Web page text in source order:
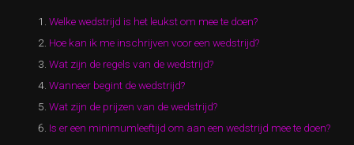
Welke wedstrijd is het leukst om mee te doen?
Hoe kan ik me inschrijven voor een wedstrijd?
Wat zijn de regels van de wedstrijd?
Wanneer begint de wedstrijd?
Wat zijn de prijzen van de wedstrijd?
Is er een minimumleeftijd om aan een wedstrijd mee te doen?